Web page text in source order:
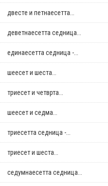
двестe и петнаесетта...
деветнаесетта седница...
единаесетта седница -...
шеесет и шеста...
триесет и четврта...
шеесет и седма...
триесетта седница -...
триесет и шеста...
седумнаесетта седница...